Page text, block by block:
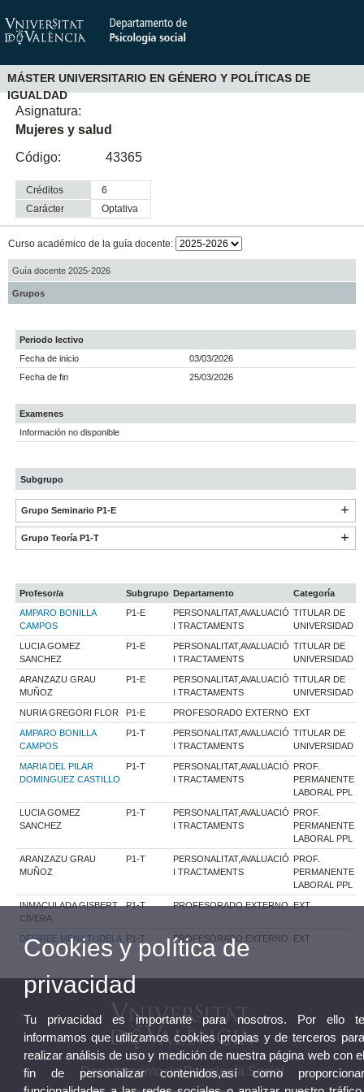
MÁSTER UNIVERSITARIO EN GÉNERO Y POLÍTICAS DE
IGUALDAD
Asignatura:
Mujeres y salud
Código:
43365
Créditos
6
Carácter
optativa
Curso académico de la guía docente:
Guía docente 2025-2026
Grupos
Periodo lectivo
Fecha de inicio
03/03/2026
Fecha de fin
25/03/2026
Examenes
Información no disponible
Subgrupo
Grupo Seminario P1-E
Grupo Teoría P1-T
Profesor/a Subgrupo Departamento
Categoría
AMPARO BONILLA
CAMPOS
P1-E
PERSONALITAT,AVALUACIÓ
I TRACTAMENTS
TITULAR DE
UNIVERSIDAD
LUCIA GOMEZ
SANCHEZ
P1-E
PERSONALITAT,AVALUACIÓ
I TRACTAMENTS
TITULAR DE
UNIVERSIDAD
ARANZAZU GRAU
MUÑOZ
P1-E
PERSONALITAT,AVALUACIÓ
I TRACTAMENTS
TITULAR DE
UNIVERSIDAD
NURIA GREGORI FLOR P1-E PROFESORADO EXTERNO EXT
AMPARO BONILLA
CAMPOS
P1-T
PERSONALITAT,AVALUACIÓ
I TRACTAMENTS
TITULAR DE
UNIVERSIDAD
MARIA DEL PILAR
DOMINGUEZ CASTILLO
P1-T
PERSONALITAT,AVALUACIÓ
I TRACTAMENTS
PROF.
PERMANENTE
LABORAL PPL
LUCIA GOMEZ
SANCHEZ
P1-T
PERSONALITAT,AVALUACIÓ
I TRACTAMENTS
PROF.
PERMANENTE
LABORAL PPL
ARANZAZU GRAU
MUÑOZ
P1-T
PERSONALITAT,AVALUACIÓ
I TRACTAMENTS
PROF.
PERMANENTE
LABORAL PPL
INMACULADA GISBERT
CIVERA
P1-T PROFESORADO EXTERNO EXT
DESIREE MENA TUDELA P1-T PROFESORADO EXTERNO EXT
Departamento de Psicología Social
Cookies y política de
privacidad
Tu privacidad es importante para nosotros. Por ello
informamos que utilizamos cookies propias y de terceros
realizar análisis de uso y medición de nuestra página web con
fin de personalizar contenidos,así como